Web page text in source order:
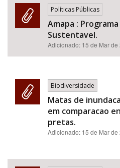
Políticas Públicas
Amapa :
Sustentavel.
Adicionado: 15 de Mar de
Biodiversidade
Matas de
em comparacao
pretas.
Adicionado: 15 de Mar de